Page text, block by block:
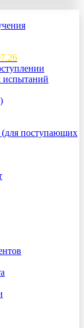
испытаний
поступающих